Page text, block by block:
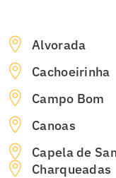
Alvorada
Cachoeirinha
Campo Bom
Canoas
Capela de
Charqueadas